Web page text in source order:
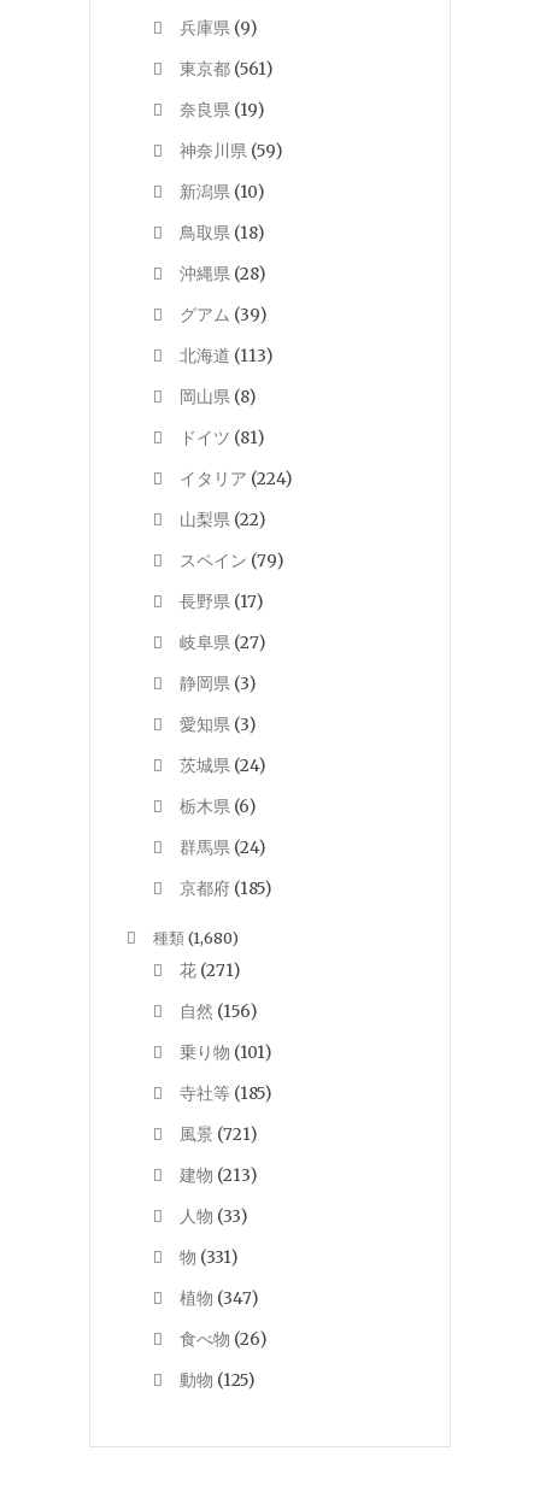
兵庫県 (9)
東京都 (561)
奈良県 (19)
神奈川県 (59)
新潟県 (10)
鳥取県 (18)
沖縄県 (28)
グアム (39)
北海道 (113)
岡山県 (8)
ドイツ (81)
イタリア (224)
山梨県 (22)
スペイン (79)
長野県 (17)
岐阜県 (27)
静岡県 (3)
愛知県 (3)
茨城県 (24)
栃木県 (6)
群馬県 (24)
京都府 (185)
種類(1,680)
花 (271)
自然 (156)
乗り物 (101)
寺社等 (185)
風景 (721)
建物 (213)
人物 (33)
物 (331)
植物 (347)
食べ物 (26)
動物 (125)